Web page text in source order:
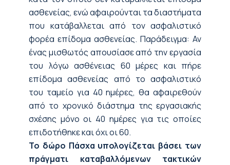
ασθενείας, ενώ αφαιρούνται τα διαστήματα
που κατάβαλλεται από τον ασφαλιστικό
φορέα επίδομα ασθενείας. Παράδειγμα: Αν
ένας μισθωτός απουσίασε από την εργασία
του λόγω ασθένειας 60 μέρες και πήρε
επίδομα ασθενείας από το ασφαλιστικό
του ταμείο για 40 ημέρες, θα αφαιρεθούν
από το χρονικό διάστημα της εργασιακής
σχέσης μόνο οι 40 ημέρες για τις οποίες
επιδοτήθηκε και όχι οι 60.
Το δώρο Πάσχα υπολογίζεται βάσει των
πράγματι καταβαλλόμενων τακτικών